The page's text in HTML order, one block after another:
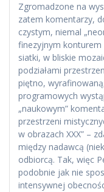
Zgromadzone na
zatem komentarzy,
czystym, niemal
finezyjnym
siatki, w bliskie
podziałami
piętno,
programowych
„naukowym”
przestrzeni
w obrazach XXX” –
między nadawcą
odbiorcą. Tak, więc
podobnie jak nie
intensywnej